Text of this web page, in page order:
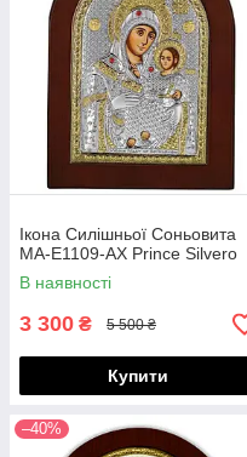
Ікона Силішньої Соньовита
МА-E1109-AX Prince Silvero
В наявності
3 300 ₴ 5 500 ₴
Купити
–40%